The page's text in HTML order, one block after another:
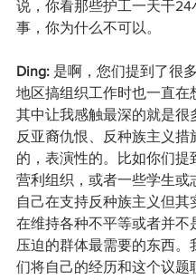
说，你看那些护工一天干24
事，你为什么不可以。
Ding: 是啊，您们提到了很
地区搞组织工作时也一直在
其中让我感触最深的就是很
反亚裔仇恨、反种族主义措
的，表演性的。比如你们提
营利组织，或者一些学生或
自己在支持反种族主义但其
在维持各种不平等或者并不
压迫的群体最需要的东西。
们将自己的经历和这个议题